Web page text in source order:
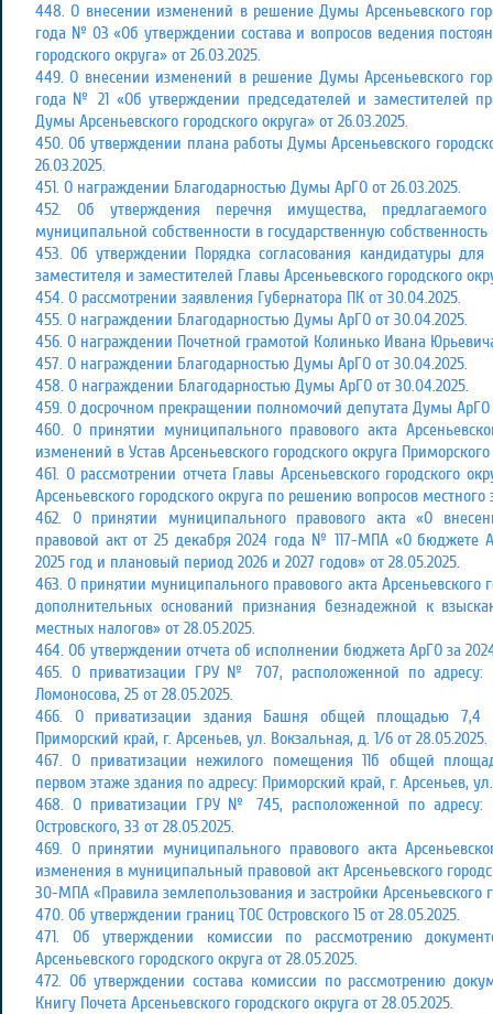
448. О внесении изменений в решение Думы Арсеньевского
года № 03 «Об утверждении состава и вопросов ведения
городского округа» от 26.03.2025.
449. О внесении изменений в решение Думы Арсеньевского
года № 21 «Об утверждении председателей и заместителей
Думы Арсеньевского городского округа» от 26.03.2025.
450. Об утверждении плана работы Думы Арсеньевского
26.03.2025.
451. О награждении Благодарностью Думы АрГО от 26.03.2025.
452. Об утверждения перечня имущества,
муниципальной собственности в государственную
453. Об утверждении Порядка согласования кандидатуры для
заместителя и заместителей Главы Арсеньевского городского
454. О рассмотрении заявления Губернатора ПК от 30.04.2025.
455. О награждении Благодарностью Думы АрГО от 30.04.2025.
456. О награждении Почетной грамотой Колинько Ивана
457. О награждении Благодарностью Думы АрГО от 30.04.2025.
458. О награждении Благодарностью Думы АрГО от 30.04.2025.
459. О досрочном прекращении полномочий депутата Думы АрГО
460. О принятии муниципального правового акта
изменений в Устав Арсеньевского городского округа
461. О рассмотрении отчета Главы Арсеньевского городского
Арсеньевского городского округа по решению вопросов местного
462. О принятии муниципального правового акта «О
правовой акт от 25 декабря 2024 года № 117-МПА «О бюджете
2025 год и плановый период 2026 и 2027 годов» от 28.05.2025.
463. О принятии муниципального правового акта Арсеньевского
дополнительных оснований признания безнадежной к
местных налогов» от 28.05.2025.
464. Об утверждении отчета об исполнении бюджета АрГО за
465. О приватизации ГРУ № 707, расположенной по адресу:
Ломоносова, 25 от 28.05.2025.
466. О приватизации здания Башня общей площадью 7,4
Приморский край, г. Арсеньев, ул. Вокзальная, д. 1/6 от 28.05.2025.
467. О приватизации нежилого помещения 11б общей
первом этаже здания по адресу: Приморский край, г. Арсеньев,
468. О приватизации ГРУ № 745, расположенной по адресу:
Островского, 33 от 28.05.2025.
469. О принятии муниципального правового акта
изменения в муниципальный правовой акт Арсеньевского
30-МПА «Правила землепользования и застройки Арсеньевского
470. Об утверждении границ ТОС Островского 15 от 28.05.2025.
471. Об утверждении комиссии по рассмотрению
Арсеньевского городского округа от 28.05.2025.
472. Об утверждении состава комиссии по рассмотрению
Книгу Почета Арсеньевского городского округа от 28.05.2025.